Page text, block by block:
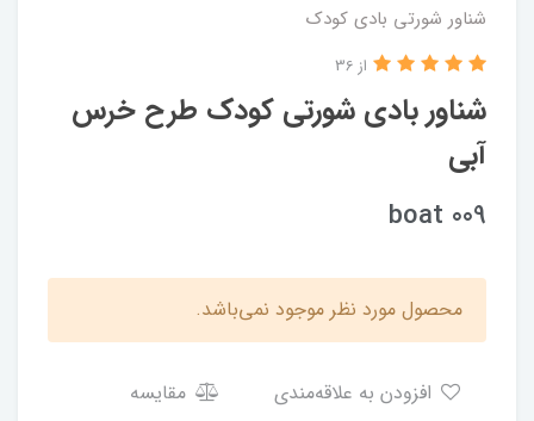
شناور شورتی بادی کودک
شناور بادی شورتی کودک طرح خرس
آبی
از 36
boat 009
محصول مورد نظر موجود نمی‌باشد.
مقایسه